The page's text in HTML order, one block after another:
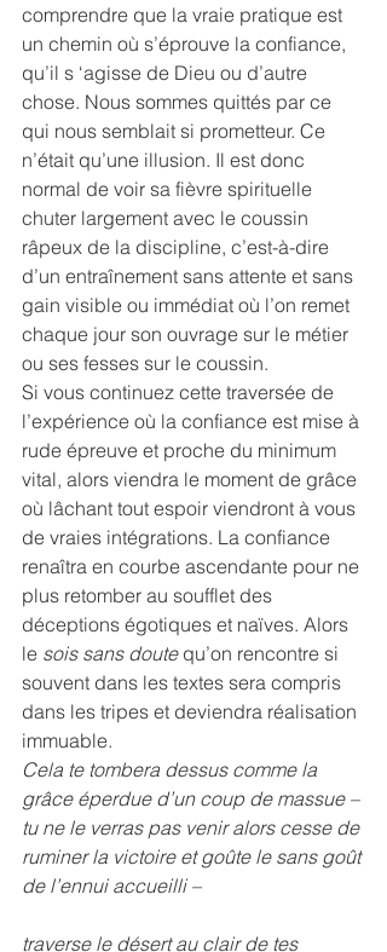
comprendre que la vraie pratique est
un chemin où s’éprouve la confiance,
qu’il s ‘agisse de Dieu ou d’autre
chose. Nous sommes quittés par ce
qui nous semblait si prometteur. Ce
n’était qu’une illusion. Il est donc
normal de voir sa fièvre spirituelle
chuter largement avec le coussin
râpeux de la discipline, c’est-à-dire
d’un entraînement sans attente et sans
gain visible ou immédiat où l’on remet
chaque jour son ouvrage sur le métier
ou ses fesses sur le coussin.
Si vous continuez cette traversée de
l’expérience où la confiance est mise à
rude épreuve et proche du minimum
vital, alors viendra le moment de grâce
où lâchant tout espoir viendront à vous
de vraies intégrations. La confiance
renaîtra en courbe ascendante pour ne
plus retomber au soufflet des
déceptions égotiques et naïves. Alors
le sois sans doute qu’on rencontre si
souvent dans les textes sera compris
dans les tripes et deviendra réalisation
immuable.
Cela te tombera dessus comme la
grâce éperdue d’un coup de massue –
tu ne le verras pas venir alors cesse de
ruminer la victoire et goûte le sans goût
de l’ennui accueilli –
traverse le désert au clair de tes